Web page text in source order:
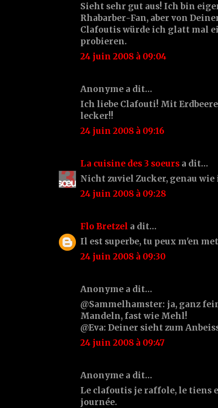
Sieht sehr gut aus! Ich bin
Rhabarber-Fan, aber von
Clafoutis würde ich glatt mal
probieren.
24 juin 2008 à 09:04
Anonyme a dit…
Ich liebe Clafouti! Mit
lecker!!
24 juin 2008 à 09:16
La cuisine des 3 soeurs a dit…
Nicht zuviel Zucker, genau wie
24 juin 2008 à 09:28
Flo Bretzel a dit…
Il est superbe, tu peux m'en
24 juin 2008 à 09:30
Anonyme a dit…
@Sammelhamster: ja, ganz
Mandeln, fast wie Mehl!
@Eva: Deiner sieht zum
24 juin 2008 à 09:47
Anonyme a dit…
Le clafoutis je raffole, le tiens
journée.